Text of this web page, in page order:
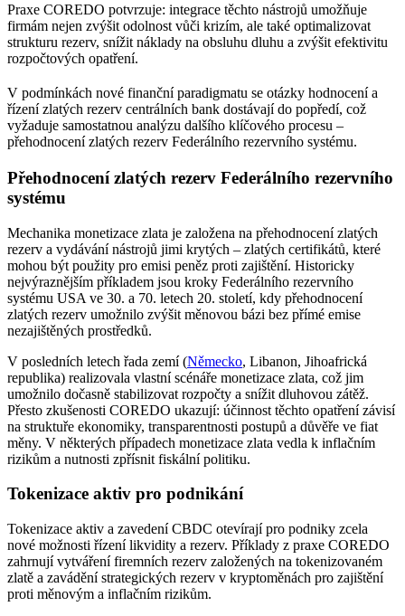
Praxe COREDO potvrzuje: integrace těchto nástrojů umožňuje
firmám nejen zvýšit odolnost vůči krizím, ale také optimalizovat
strukturu rezerv, snížit náklady na obsluhu dluhu a zvýšit efektivitu
rozpočtových opatření.
V podmínkách nové finanční paradigmatu se otázky hodnocení a
řízení zlatých rezerv centrálních bank dostávají do popředí, což
vyžaduje samostatnou analýzu dalšího klíčového procesu –
přehodnocení zlatých rezerv Federálního rezervního systému.
Přehodnocení zlatých rezerv Federálního rezervního
systému
Mechanika monetizace zlata je založena na přehodnocení zlatých
rezerv a vydávání nástrojů jimi krytých – zlatých certifikátů, které
mohou být použity pro emisi peněz proti zajištění. Historicky
nejvýraznějším příkladem jsou kroky Federálního rezervního
systému USA ve 30. a 70. letech 20. století, kdy přehodnocení
zlatých rezerv umožnilo zvýšit měnovou bázi bez přímé emise
nezajištěných prostředků.
V posledních letech řada zemí (Německo, Libanon, Jihoafrická
republika) realizovala vlastní scénáře monetizace zlata, což jim
umožnilo dočasně stabilizovat rozpočty a snížit dluhovou zátěž.
Přesto zkušenosti COREDO ukazují: účinnost těchto opatření závisí
na struktuře ekonomiky, transparentnosti postupů a důvěře ve fiat
měny. V některých případech monetizace zlata vedla k inflačním
rizikům a nutnosti zpřísnit fiskální politiku.
Tokenizace aktiv pro podnikání
Tokenizace aktiv a zavedení CBDC otevírají pro podniky zcela
nové možnosti řízení likvidity a rezerv. Příklady z praxe COREDO
zahrnují vytváření firemních rezerv založených na tokenizovaném
zlatě a zavádění strategických rezerv v kryptoměnách pro zajištění
proti měnovým a inflačním rizikům.